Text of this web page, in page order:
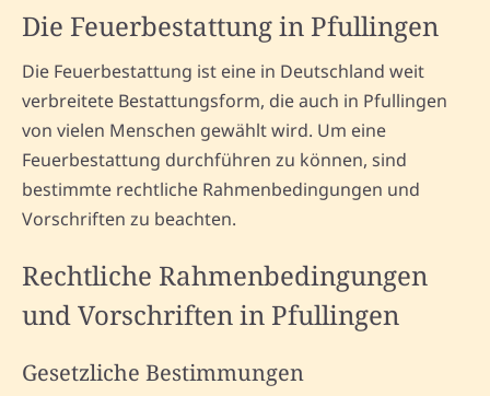
Die Feuerbestattung in Pfullingen
Die Feuerbestattung ist eine in Deutschland weit
verbreitete Bestattungsform, die auch in Pfullingen
von vielen Menschen gewählt wird. Um eine
Feuerbestattung durchführen zu können, sind
bestimmte rechtliche Rahmenbedingungen und
Vorschriften zu beachten.
Rechtliche Rahmenbedingungen
und Vorschriften in Pfullingen
Gesetzliche Bestimmungen